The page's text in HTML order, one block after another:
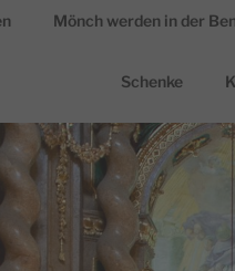
Mönch werden in der
Schenke